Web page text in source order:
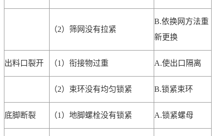
（2）筛网没有拉紧
B.依换网方法重
新更换
出料口裂开 （1）衔接物过重 A.使出口隔离
（2）束环没有均匀锁紧 B.锁紧束环
底脚断裂 （1）地脚螺栓没有锁紧 A.锁紧螺母